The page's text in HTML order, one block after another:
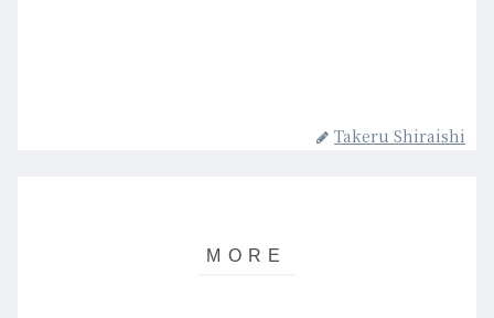
Takeru Shiraishi